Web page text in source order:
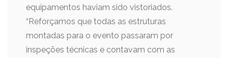
equipamentos haviam sido vistoriados.
“Reforçamos que todas as estruturas
montadas para o evento passaram por
inspeções técnicas e contavam com as